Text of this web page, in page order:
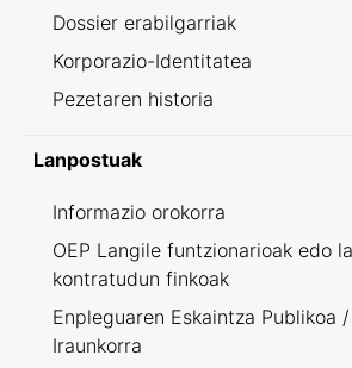
Dossier erabilgarriak
Korporazio-Identitatea
Pezetaren historia
Lanpostuak
Informazio orokorra
OEP Langile funtzionarioak edo
kontratudun finkoak
Enpleguaren Eskaintza Publikoa
Iraunkorra